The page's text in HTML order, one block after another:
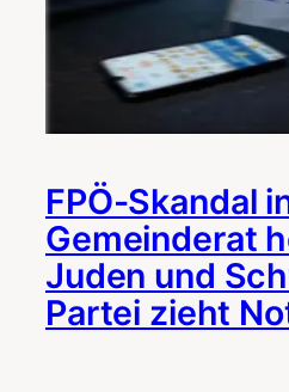
FPÖ-Skandal
Gemeinderat
Juden und
Partei zieht